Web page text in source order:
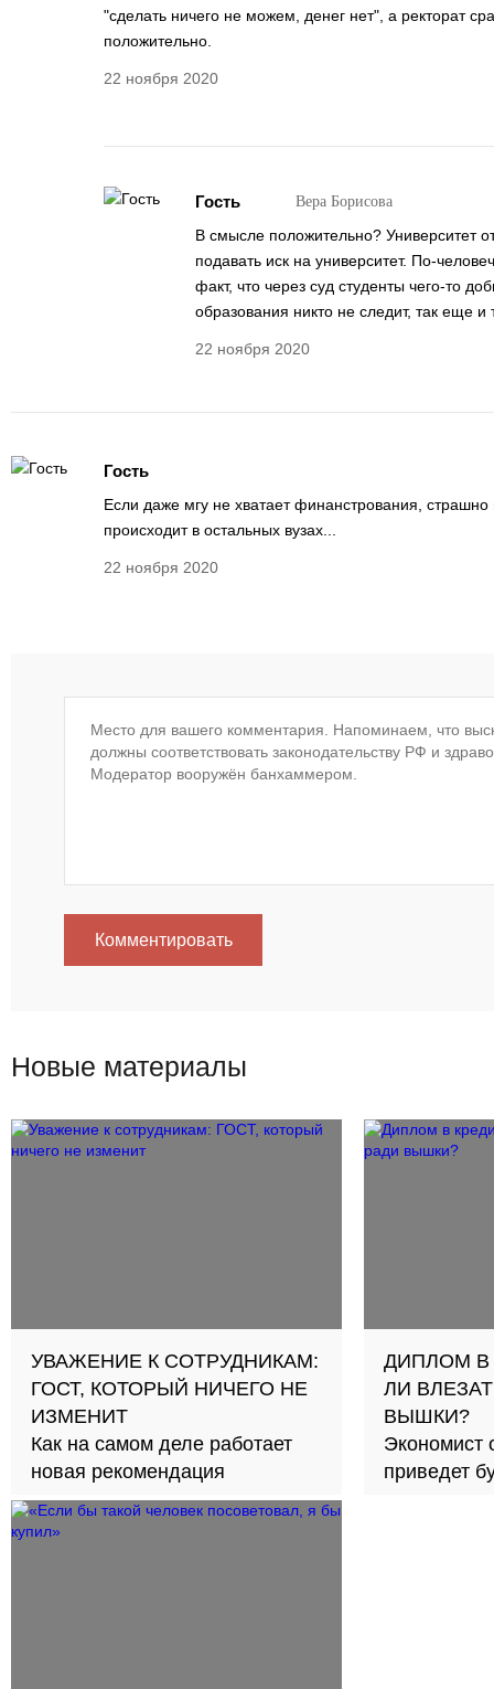
"сделать ничего не можем, денег нет", а ректорат
положительно.
22 ноября 2020
Гость Вера Борисова
В смысле положительно? Университет
подавать иск на университет. По-
факт, что через суд студенты чего-то
образования никто не следит, так еще
22 ноября 2020
Гость
Если даже мгу не хватает финанстрования, страшно
происходит в остальных вузах...
22 ноября 2020
Комментировать
Новые материалы
УВАЖЕНИЕ К СОТРУДНИКАМ:
ГОСТ, КОТОРЫЙ НИЧЕГО НЕ
ИЗМЕНИТ
Как на самом деле работает
новая рекомендация
ДИПЛОМ В
ЛИ
ВЫШКИ?
Экономист
приведет